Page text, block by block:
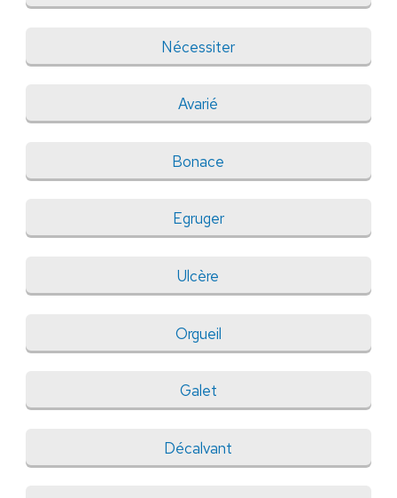
Nécessiter
Avarié
Bonace
Egruger
Ulcère
Orgueil
Galet
Décalvant